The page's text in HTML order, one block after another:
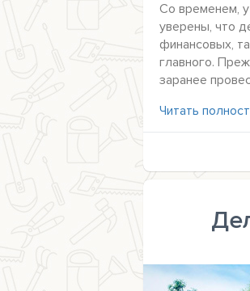
Со временем,
уверены, что
финансовых,
главного.
заранее
Читать